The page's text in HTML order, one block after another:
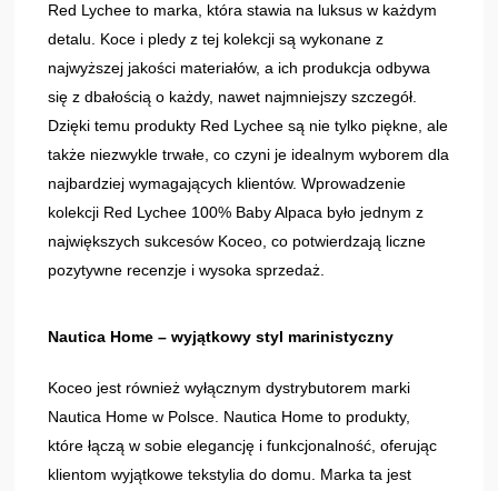
Red Lychee to marka, która stawia na luksus w każdym
detalu. Koce i pledy z tej kolekcji są wykonane z
najwyższej jakości materiałów, a ich produkcja odbywa
się z dbałością o każdy, nawet najmniejszy szczegół.
Dzięki temu produkty Red Lychee są nie tylko piękne, ale
także niezwykle trwałe, co czyni je idealnym wyborem dla
najbardziej wymagających klientów. Wprowadzenie
kolekcji Red Lychee 100% Baby Alpaca było jednym z
największych sukcesów Koceo, co potwierdzają liczne
pozytywne recenzje i wysoka sprzedaż.
Nautica Home – wyjątkowy styl marinistyczny
Koceo jest również wyłącznym dystrybutorem marki
Nautica Home w Polsce. Nautica Home to produkty,
które łączą w sobie elegancję i funkcjonalność, oferując
klientom wyjątkowe tekstylia do domu. Marka ta jest